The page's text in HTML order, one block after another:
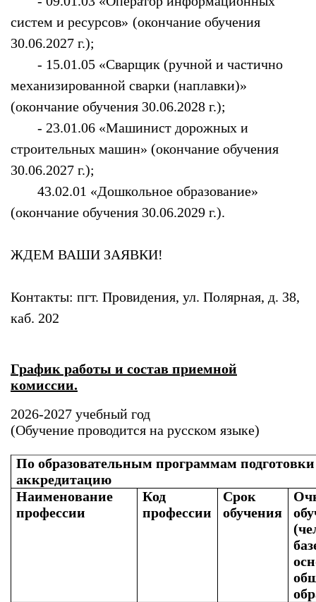
систем и ресурсов» (окончание обучения
30.06.2027 г.);
- 15.01.05 «Сварщик (ручной и частично
механизированной сварки (наплавки)»
(окончание обучения 30.06.2028 г.);
- 23.01.06 «Машинист дорожных и
строительных машин» (окончание обучения
30.06.2027 г.);
43.02.01 «Дошкольное образование»
(окончание обучения 30.06.2029 г.).
ЖДЕМ ВАШИ ЗАЯВКИ!
Контакты: пгт. Провидения, ул. Полярная, д. 38,
каб. 202
График работы и состав приемной
комиссии.
2026-2027 учебный год
(Обучение проводится на русском языке)
По образовательным программам
аккредитацию
Наименование
профессии
Код
профессии
Срок
обучения